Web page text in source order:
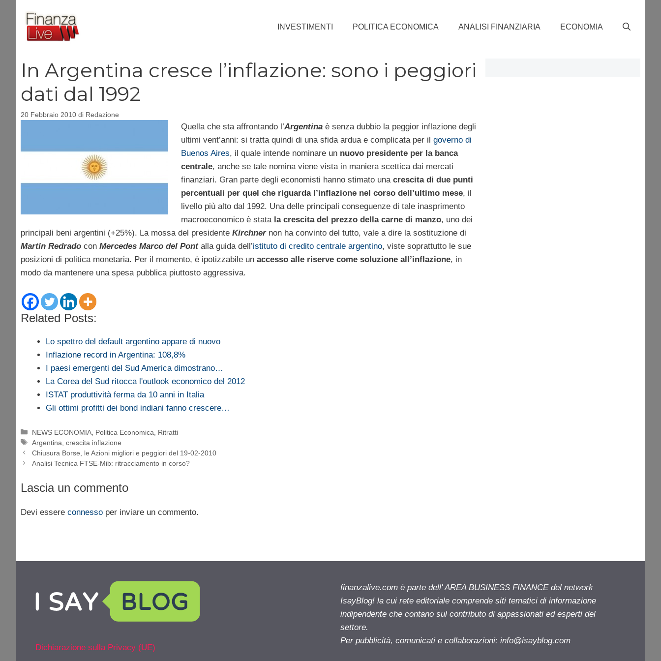
contenuto
INVESTIMENTI POLITICA ECONOMICA ANALISI FINANZIARIA ECONOMIA
In Argentina cresce l’inflazione: sono i peggiori
dati dal 1992
20 Febbraio 2010 di Redazione
Quella che sta affrontando l’Argentinaè senza dubbio la peggior inflazione degli
ultimi vent’anni: si tratta quindi di una sfida ardua e complicata per il governo di
Buenos Aires, il quale intende nominare un nuovo presidente per la banca
centrale, anche se tale nomina viene vista in maniera scettica dai mercati
finanziari. Gran parte degli economisti hanno stimato una crescita di due punti
percentuali per quel che riguarda l’inflazione nel corso dell’ultimo mese, il
livello più alto dal 1992. Una delle principali conseguenze di tale inasprimento
macroeconomico è stata la crescita del prezzo della carne di manzo, uno dei
principali beni argentini (+25%). La mossa del presidente Kirchnernon ha convinto del tutto, vale a dire la sostituzione di
Martin Redrado con Mercedes Marco del Pontalla guida dell’istituto di credito centrale argentino, viste soprattutto le sue
posizioni di politica monetaria. Per il momento, è ipotizzabile un accesso alle riserve come soluzione all’inflazione, in
modo da mantenere una spesa pubblica piuttosto aggressiva.
Related Posts:
Lo spettro del default argentino appare di nuovo
Inflazione record in Argentina: 108,8%
I paesi emergenti del Sud America dimostrano…
La Corea del Sud ritocca l'outlook economico del 2012
ISTAT produttività ferma da 10 anni in Italia
Gli ottimi profitti dei bond indiani fanno crescere…
Categorie
NEWS ECONOMIA Politica Economica
Ritratti
Tag
Argentina ,crescita inflazione
Chiusura Borse, le Azioni migliori e peggiori del 19-02-2010
Analisi Tecnica FTSE-Mib: ritracciamento in corso?
Lascia un commento
Devi essere connesso per inviare un commento.
Dichiarazione sulla Privacy (UE)
finanzalive.com è parte dell' AREA BUSINESS FINANCE del network
IsayBlog! la cui rete editoriale comprende siti tematici di informazione
indipendente che contano sul contributo di appassionati ed esperti del
settore.
Per pubblicità, comunicati e collaborazioni: info@isayblog.com